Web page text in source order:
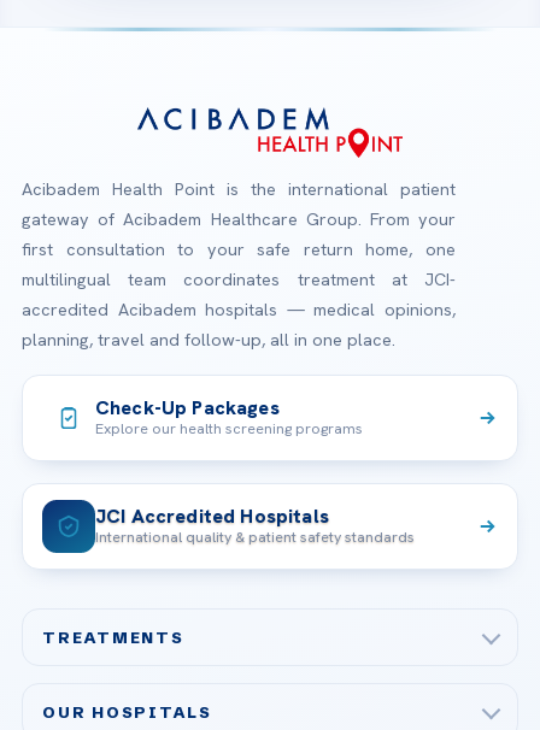
Acibadem Health Point is the international patient
gateway of Acibadem Healthcare Group. From your
first consultation to your safe return home, one
multilingual team coordinates treatment at JCI-
accredited Acibadem hospitals — medical opinions,
planning, travel and follow-up, all in one place.
Check-Up Packages
Explore our health screening programs
JCI Accredited Hospitals
International quality & patient safety standards
TREATMENTS
OUR HOSPITALS